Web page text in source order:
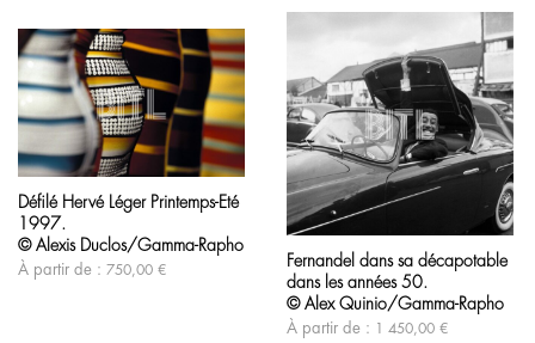
la
sur
la
page
du
produit
Ce
a
plusieurs
variations.
Les
Fernandel dans sa décapotable
dans les années 50.
© Alex Quinio/Gamma-Rapho
À partir de : 1 450,00 €
Ce
a
plusieurs
variations.
Les
options
Défilé Hervé Léger Printemps-Eté
1997.
© Alexis Duclos/Gamma-Rapho
À partir de : 750,00 €